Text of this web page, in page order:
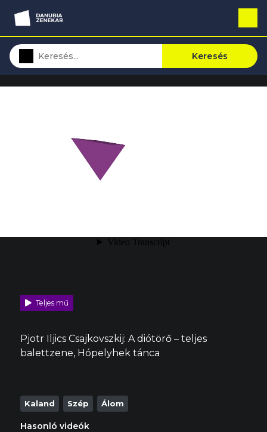
Keresés
Teljes mű
Pjotr Iljics Csajkovszkij: A diótörő – teljes
balettzene, Hópelyhek tánca
Kaland Szép Álom
Hasonló videók